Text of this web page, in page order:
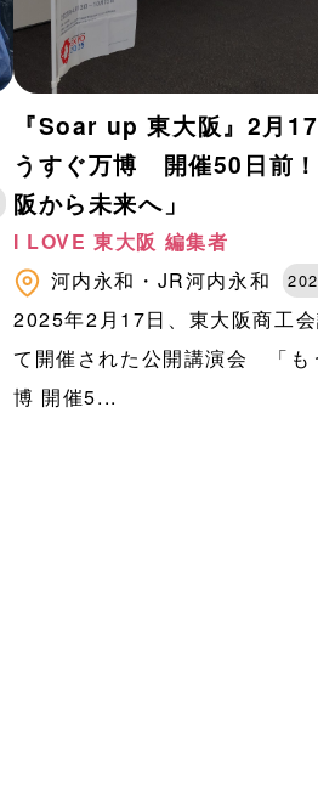
『Soar up 東大阪』2月
うすぐ万博 開催50日前
阪から未来へ」
I LOVE 東大阪 編集者
河内永和・JR河内永和
2025年2月17日、東大阪商工
て開催された公開講演会 「も
博 開催5...